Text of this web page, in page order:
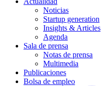
Noticias
Startup generation
Insights & Articles
Agenda
Sala de prensa
Notas de prensa
Multimedia
Publicaciones
Bolsa de empleo